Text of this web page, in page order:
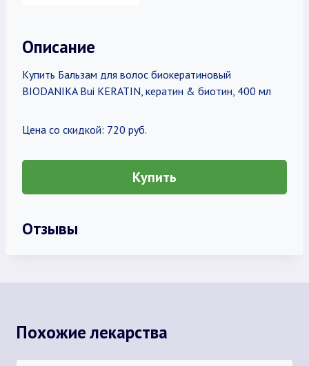
Описание
Купить Бальзам для волос биокератиновый
BIODANIKA Bui KERATIN, кератин & биотин, 400 мл
Цена со скидкой: 720 руб.
Купить
Отзывы
Похожие лекарства